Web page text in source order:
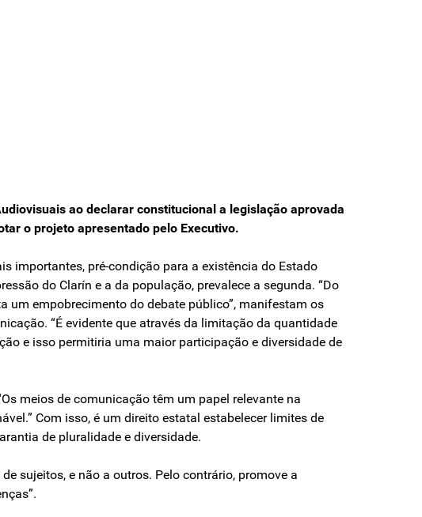
ao declarar constitucional a legislação aprovada
o projeto apresentado pelo Executivo.
importantes, pré-condição para a existência do Estado
do Clarín e a da população, prevalece a segunda. “Do
um empobrecimento do debate público”, manifestam os
“É evidente que através da limitação da quantidade
e isso permitiria uma maior participação e diversidade de
meios de comunicação têm um papel relevante na
Com isso, é um direito estatal estabelecer limites de
de pluralidade e diversidade.
sujeitos, e não a outros. Pelo contrário, promove a